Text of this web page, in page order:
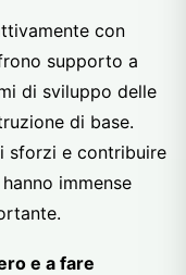
con
supporto a
di sviluppo delle
di base.
sforzi e contribuire
immense
e a fare